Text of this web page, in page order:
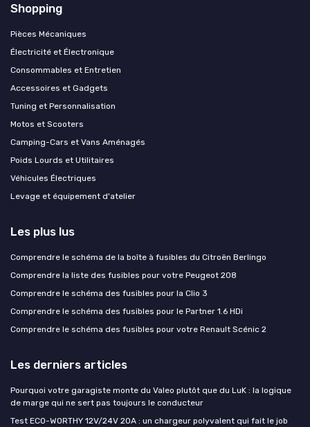
Shopping
Pièces Mécaniques
Électricité et Électronique
Consommables et Entretien
Accessoires et Gadgets
Tuning et Personnalisation
Motos et Scooters
Camping-Cars et Vans Aménagés
Poids Lourds et Utilitaires
Véhicules Électriques
Levage et équipement d'atelier
Les plus lus
Comprendre le schéma de la boîte à fusibles du Citroën Berlingo
Comprendre la liste des fusibles pour votre Peugeot 208
Comprendre le schéma des fusibles pour la Clio 3
Comprendre le schéma des fusibles pour le Partner 1.6 HDi
Comprendre le schéma des fusibles pour votre Renault Scénic 2
Les derniers articles
Pourquoi votre garagiste monte du Valeo plutôt que du LuK : la logique
de marge qui ne sert pas toujours le conducteur
Test ECO-WORTHY 12V/24V 20A : un chargeur polyvalent qui fait le job